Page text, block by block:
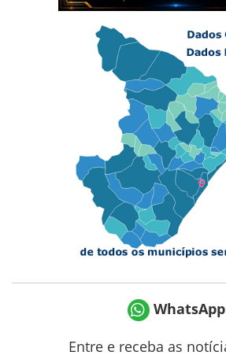
WhatsApp
Entre e receba as